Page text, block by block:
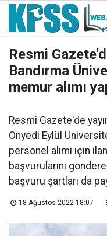
Resmi
Bandırma
memur alımı
Resmi Gazete'de
Onyedi Eylül
personel alımı için
başvurularını
başvuru şartları da
18 Ağustos 2022 18:07